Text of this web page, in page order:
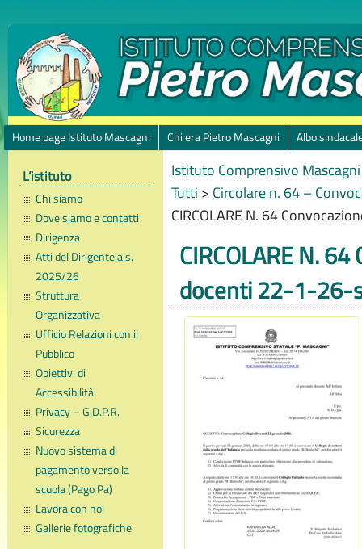
Home page Istituto Mascagni Chi era Pietro Mascagni Albo
L’istituto
Chi siamo
Dove siamo e contatti
Dirigenza
Atti del Dirigente a.s.
2025/26
Struttura
Organizzativa
Ufficio Relazioni con il
Pubblico
Obiettivi di
Accessibilità
Privacy – G.D.P.R.
Sicurezza
Nuovo sistema di
pagamento verso la
scuola (Pago Pa)
Lavora con noi
Gallerie fotografiche
Istituto Comprensivo
Tutti > Circolare n. 64 –
CIRCOLARE N. 64
CIRCOLARE N.
docenti 22-1-26-